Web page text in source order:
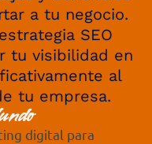
a tu negocio.
SEO
tu visibilidad en
al
tu empresa.
digital para